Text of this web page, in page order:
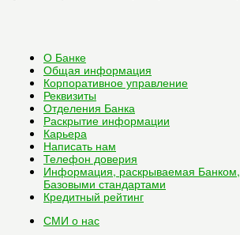
О Банке
Общая информация
Корпоративное управление
Реквизиты
Отделения Банка
Раскрытие информации
Карьера
Написать нам
Телефон доверия
Информация, раскрываемая Банком,
Базовыми стандартами
Кредитный рейтинг
СМИ о нас